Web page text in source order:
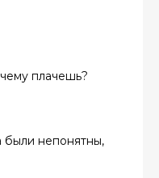
плачешь?
были непонятны,